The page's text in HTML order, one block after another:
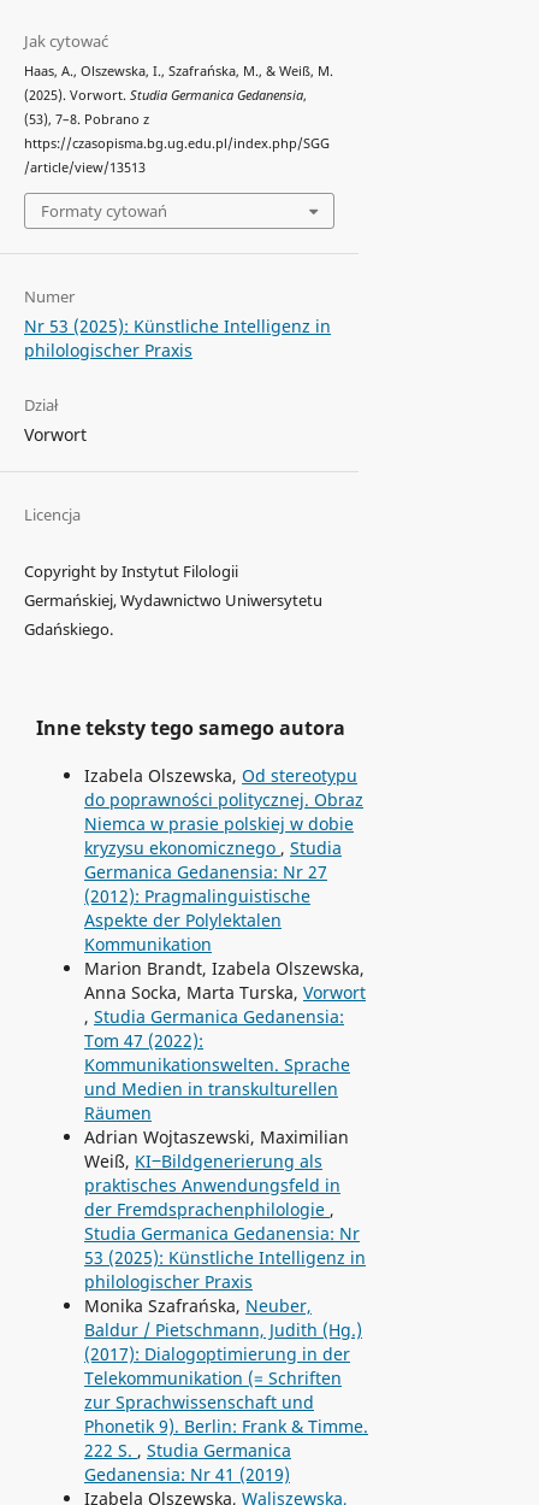
Jak cytować
Haas, A., Olszewska, I., Szafrańska, M., & Weiß, M.
(2025). Vorwort. Studia Germanica Gedanensia,
(53), 7–8. Pobrano z
https://czasopisma.bg.ug.edu.pl/index.php/SGG
/article/view/13513
Formaty cytowań
Numer
Nr 53 (2025): Künstliche Intelligenz in
philologischer Praxis
Dział
Vorwort
Licencja
Copyright by Instytut Filologii
Germańskiej, Wydawnictwo Uniwersytetu
Gdańskiego.
Inne teksty tego samego autora
Izabela Olszewska, Od stereotypu
do poprawności politycznej. Obraz
Niemca w prasie polskiej w dobie
kryzysu ekonomicznego , Studia
Germanica Gedanensia: Nr 27
(2012): Pragmalinguistische
Aspekte der Polylektalen
Kommunikation
Marion Brandt, Izabela Olszewska,
Anna Socka, Marta Turska, Vorwort
, Studia Germanica Gedanensia:
Tom 47 (2022):
Kommunikationswelten. Sprache
und Medien in transkulturellen
Räumen
Adrian Wojtaszewski, Maximilian
Weiß, KI‒Bildgenerierung als
praktisches Anwendungsfeld in
der Fremdsprachenphilologie ,
Studia Germanica Gedanensia: Nr
53 (2025): Künstliche Intelligenz in
philologischer Praxis
Monika Szafrańska, Neuber,
Baldur / Pietschmann, Judith (Hg.)
(2017): Dialogoptimierung in der
Telekommunikation (= Schriften
zur Sprachwissenschaft und
Phonetik 9). Berlin: Frank & Timme.
222 S. , Studia Germanica
Gedanensia: Nr 41 (2019)
Izabela Olszewska, Waliszewska,